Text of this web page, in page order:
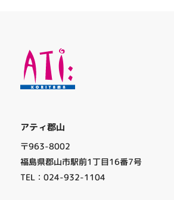
アティ郡山
〒963-8002
福島県郡山市駅前1丁目16番7号
TEL：024-932-1104